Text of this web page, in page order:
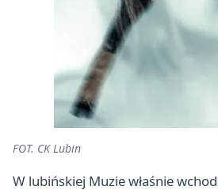
FOT. CK Lubin
W lubińskiej Muzie właśnie